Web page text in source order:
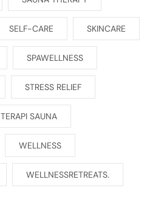
SELF-CARE SKINCARE
SPAWELLNESS
STRESS RELIEF
TERAPI SAUNA
WELLNESS
WELLNESSRETREATS.